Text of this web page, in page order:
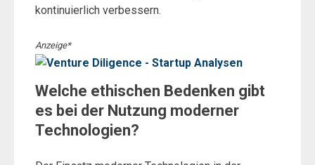
kontinuierlich verbessern.
Anzeige*
Welche ethischen Bedenken gibt
es bei der Nutzung moderner
Technologien?